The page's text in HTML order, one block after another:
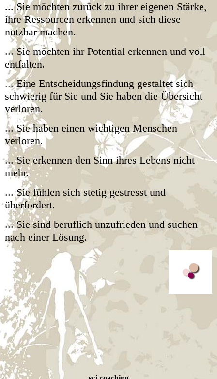
... Sie möchten zurück zu ihrer eigenen Stärke,
ihre Ressourcen erkennen und sich diese
nutzbar machen.
... Sie möchten ihr Potential erkennen und voll
entfalten.
... Eine Entscheidungsfindung gestaltet sich
schwierig für Sie und Sie haben die Übersicht
verloren.
... Sie haben einen wichtigen Menschen
verloren.
... Sie erkennen den Sinn ihres Lebens nicht
mehr.
... Sie fühlen sich stetig gestresst und
überfordert.
... Sie sind beruflich unzufrieden und suchen
nach einer Lösung.